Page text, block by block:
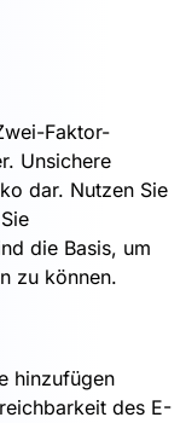
Faktor-
Unsichere
dar. Nutzen Sie
die Basis, um
zu können.
hinzufügen
des E-